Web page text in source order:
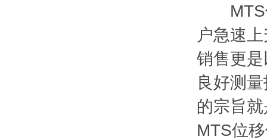
MTS位
户急速
销售更
良好测
的宗旨
MTS位